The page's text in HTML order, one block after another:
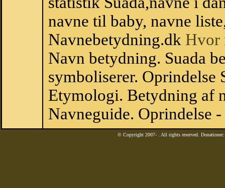
navne til baby, navne
Navnebetydning.dk Hvor
Navn betydning. Suada
symboliserer. Oprindelse
Etymologi. Betydning af
Navneguide. Oprindelse
© Copyright 2007- . All rights reserved.